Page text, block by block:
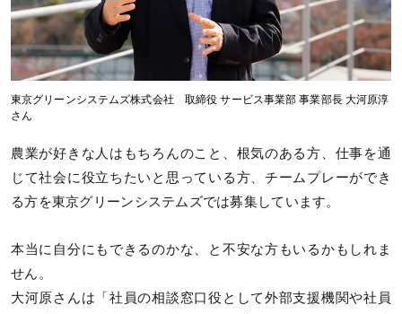
東京グリーンシステムズ株式会社 取締役 サービス事業部 事業部長 大河原淳
さん
農業が好きな人はもちろんのこと、根気のある方、仕事を通
じて社会に役立ちたいと思っている方、チームプレーができ
る方を東京グリーンシステムズでは募集しています。
本当に自分にもできるのかな、と不安な方もいるかもしれま
せん。
大河原さんは「社員の相談窓口役として外部支援機関や社員